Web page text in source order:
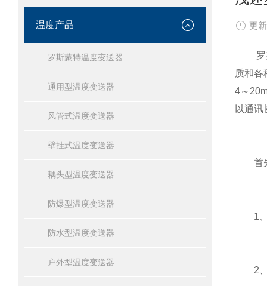
温度产品
罗斯蒙特温度变送器
通用型温度变送器
风管式温度变送器
壁挂式温度变送器
耦头型温度变送器
防爆型温度变送器
防水型温度变送器
户外型温度变送器
更
罗斯
质和各
4～
以通
首先
1、
2、